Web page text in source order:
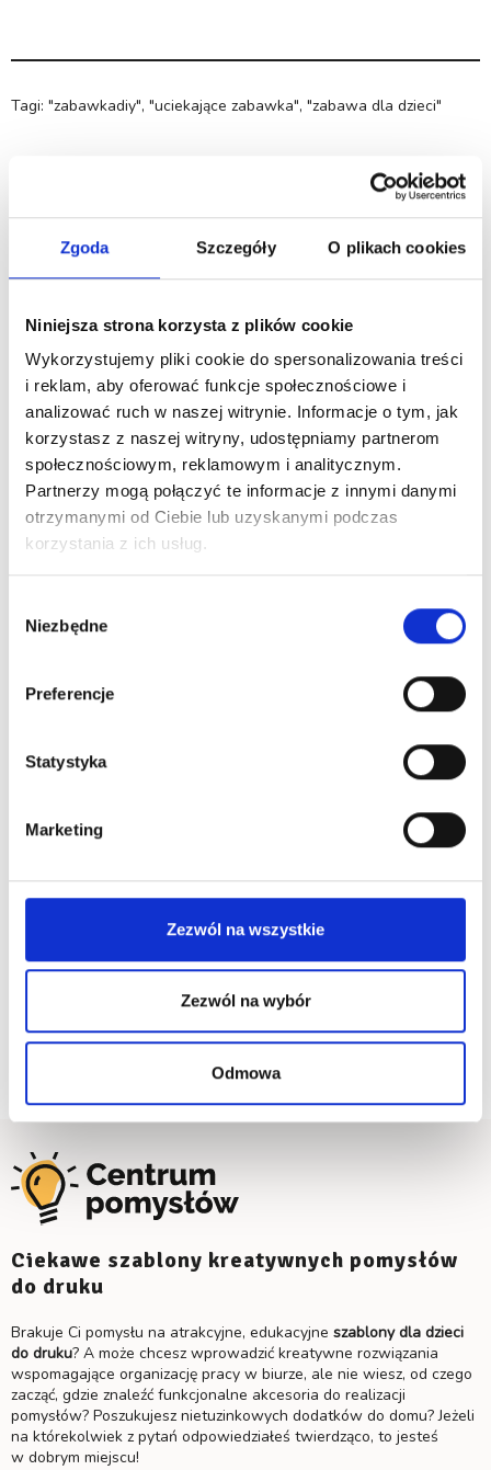
Zgoda Szczegóły O plikach cookies
Niniejsza strona korzysta z plików cookie
Wykorzystujemy pliki cookie do spersonalizowania treści
i reklam, aby oferować funkcje społecznościowe i
analizować ruch w naszej witrynie. Informacje o tym, jak
korzystasz z naszej witryny, udostępniamy partnerom
społecznościowym, reklamowym i analitycznym.
Partnerzy mogą połączyć te informacje z innymi danymi
otrzymanymi od Ciebie lub uzyskanymi podczas
korzystania z ich usług.
zgody
Niezbędne
Preferencje
Statystyka
Marketing
Zezwól na wszystkie
Zezwól na wybór
Odmowa
Tagi: "zabawkadiy", "uciekające zabawka", "zabawa dla dzieci"
Zaloguj się,żeby móc dodawać komentarze.
Laminator Fellowes Saturn 3i A4
Ciekawe szablony kreatywnych pomysłów
do druku
Brakuje Ci pomysłu na atrakcyjne, edukacyjne szablony dla dzieci
do druku? A może chcesz wprowadzić kreatywne rozwiązania
wspomagające organizację pracy w biurze, ale nie wiesz, od czego
zacząć, gdzie znaleźć funkcjonalne akcesoria do realizacji
pomysłów? Poszukujesz nietuzinkowych dodatków do domu? Jeżeli
na którekolwiek z pytań odpowiedziałeś twierdząco, to jesteś
w dobrym miejscu!